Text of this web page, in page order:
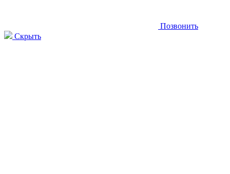
Позвонить
Скрыть